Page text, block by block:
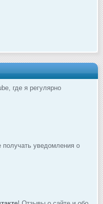
где я регулярно
получать уведомления о